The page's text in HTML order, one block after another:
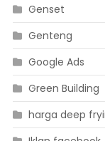
Genset
Genteng
Google Ads
Green Building
harga deep